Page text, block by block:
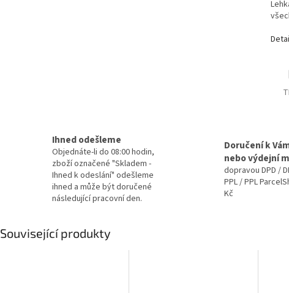
Ihned odešleme
Objednáte-li do 08:00 hodin,
zboží označené "Skladem -
Ihned k odeslání" odešleme
ihned a může být doručené
následující pracovní den.
Doručení k
nebo výdejní
dopravou DPD /
PPL / PPL
Kč
Související produkty